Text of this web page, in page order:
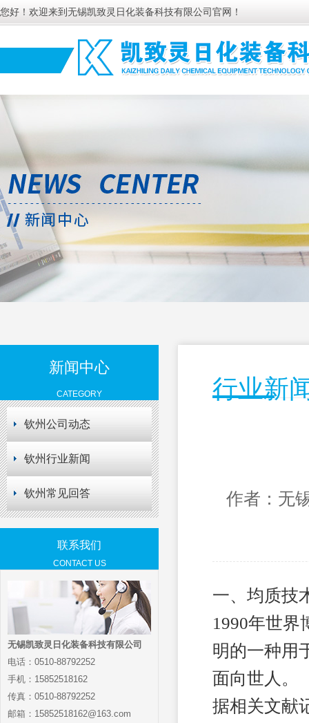
您好！欢迎来到无锡凯致灵日化装备科技有限公司官网！
新闻中心
CATEGORY
钦州公司动态
钦州行业新闻
钦州常见回答
联系我们
CONTACT US
无锡凯致灵日化装备科技有限公司
电话：0510-88792252
手机：15852518162
传真：0510-88792252
邮箱：15852518162@163.com
行业新
作者：无
一、均质技
1990年世界
明的一种用
面向世人。
据相关文献